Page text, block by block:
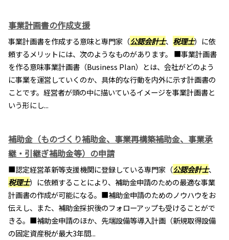
事業計画書の作成支援
事業計画書を作成する意味と専門家（公認会計士、 税理士）に依
頼するメリットには、次のようなものがあります。 ■事業計画書
を作る意味事業計画書（Business Plan）とは、会社がどのよう
に事業を運営していくのか、具体的な行動を内外に示す計画書の
ことです。経営者が頭の中に描いているイメージを事業計画書と
いう形にし...
補助金（ものづくり補助金、事業再構築補助金、事業承
継・引継ぎ補助金等）の申請
■認定経営革新等支援機関に登録している専門家（公認会計士、
税理士）に依頼することにより、補助金申請のための最適な事業
計画書の作成が可能になる。■補助金申請のためのノウハウをお
伝えし、また、補助金採択後のフォローアップも受けることがで
きる。■補助金申請のほか、先端設備等導入計画（新規取得設備
の固定資産税が最大3年間...